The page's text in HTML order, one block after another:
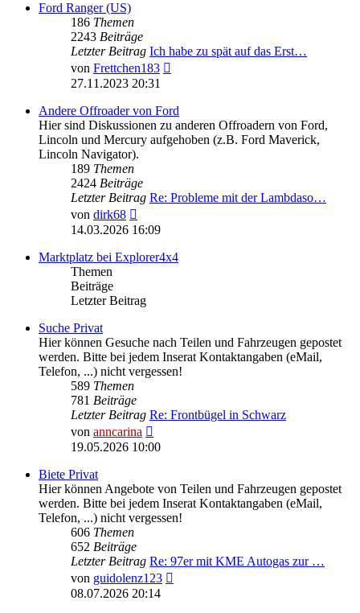
Ford Ranger (US)
186 Themen
2243 Beiträge
Letzter Beitrag Ich habe zu spät auf das Erst…
von Frettchen183
27.11.2023 20:31
Andere Offroader von Ford
Hier sind Diskussionen zu anderen Offroadern von Ford,
Lincoln und Mercury aufgehoben (z.B. Ford Maverick,
Lincoln Navigator).
189 Themen
2424 Beiträge
Letzter Beitrag Re: Probleme mit der Lambdaso…
von dirk68
Beitrag
14.03.2026 16:09
Marktplatz bei Explorer4x4
Themen
Beiträge
Letzter Beitrag
Suche Privat
Hier können Gesuche nach Teilen und Fahrzeugen gepostet
werden. Bitte bei jedem Inserat Kontaktangaben (eMail,
Telefon, ...) nicht vergessen!
589 Themen
781 Beiträge
Letzter Beitrag Re: Frontbügel in Schwarz
von anncarina
Beitrag
19.05.2026 10:00
Biete Privat
Hier können Angebote von Teilen und Fahrzeugen gepostet
werden. Bitte bei jedem Inserat Kontaktangaben (eMail,
Telefon, ...) nicht vergessen!
606 Themen
652 Beiträge
Letzter Beitrag Re: 97er mit KME Autogas zur …
von guidolenz123
08.07.2026 20:14